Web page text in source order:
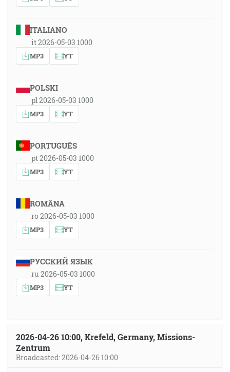
ITALIANO
it 2026-05-03 1000
MP3 YT
POLSKI
pl 2026-05-03 1000
MP3 YT
PORTUGUÊS
pt 2026-05-03 1000
MP3 YT
ROMÂNA
ro 2026-05-03 1000
MP3 YT
РУССКИЙ ЯЗЫК
ru 2026-05-03 1000
MP3 YT
2026-04-26 10:00, Krefeld, Germany, Missions-
Zentrum
Broadcasted: 2026-04-26 10:00